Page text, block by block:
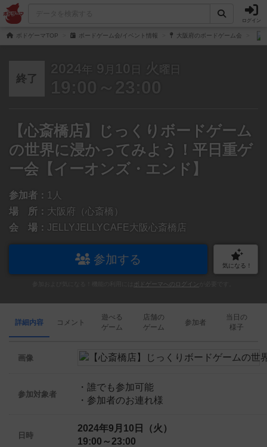
ログイン
ボドゲーマTOP ボードゲーム会/イベント情報 大阪府のボードゲーム会
終了
2024年 9 月 10 日 火 曜日
19:00～23:00
【心斎橋店】じっくりボードゲーム
の世界に浸かってみよう！平日重ゲ
ー会【イーオンズ・エンド】
参加者： 1人
場 所： 大阪府（心斎橋）
会 場： JELLYJELLYCAFE大阪心斎橋店
参加する 気になる！
ボドゲーマへのログイン
詳細内容 コメント
遊べる
ゲーム
店舗の
ゲーム
参加者
当日の
様子
画像
参加対象者
・誰でも参加可能
・参加者のお連れ様
日時
2024年9月10日（火）
19:00～23:00